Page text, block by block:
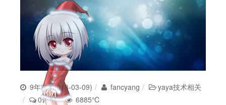
9年前 (2018-03-09) fancyang
yaya技术相关
0评论
6885℃